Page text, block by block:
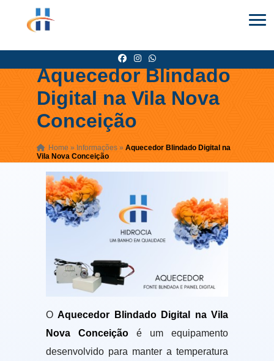
Aquecedor Blindado
Digital na Vila Nova
Conceição
Home » Informações » Aquecedor Blindado Digital na
Vila Nova Conceição
OAquecedor Blindado Digital na Vila
Nova Conceiçãoé um equipamento
desenvolvido para manter a temperatura